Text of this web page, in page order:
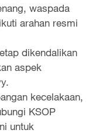
waspada
arahan resmi
dikendalikan
aspek
kecelakaan,
KSOP
untuk